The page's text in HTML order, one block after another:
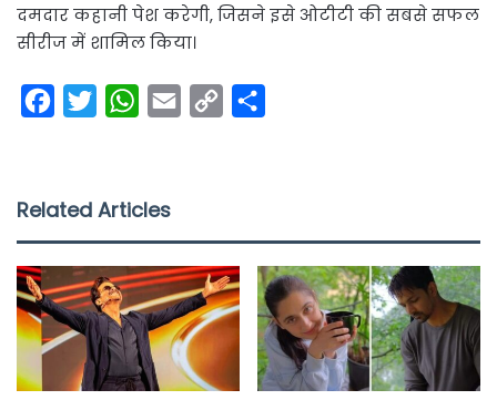
दमदार कहानी पेश करेगी, जिसने इसे ओटीटी की सबसे सफल
सीरीज में शामिल किया।
e
o
o
k
t
e
r
W
t
A
p
p
i
n
k
Related Articles